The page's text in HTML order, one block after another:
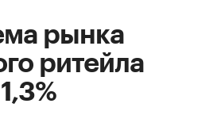
рынка
ритейла